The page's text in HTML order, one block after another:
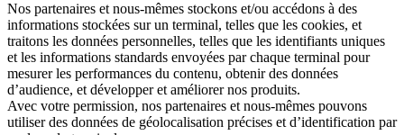
Nos partenaires et nous-mêmes stockons et/ou accédons à des
informations stockées sur un terminal, telles que les cookies, et
traitons les données personnelles, telles que les identifiants uniques
et les informations standards envoyées par chaque terminal pour
mesurer les performances du contenu, obtenir des données
d’audience, et développer et améliorer nos produits.
Avec votre permission, nos partenaires et nous-mêmes pouvons
utiliser des données de géolocalisation précises et d’identification par